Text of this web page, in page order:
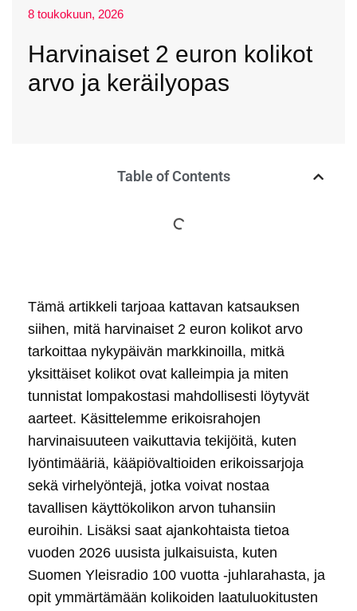
8 toukokuun, 2026
Harvinaiset 2 euron kolikot
arvo ja keräilyopas
Table of Contents
Tämä artikkeli tarjoaa kattavan katsauksen
siihen, mitä harvinaiset 2 euron kolikot arvo
tarkoittaa nykypäivän markkinoilla, mitkä
yksittäiset kolikot ovat kalleimpia ja miten
tunnistat lompakostasi mahdollisesti löytyvät
aarteet. Käsittelemme erikoisrahojen
harvinaisuuteen vaikuttavia tekijöitä, kuten
lyöntimääriä, kääpiövaltioiden erikoissarjoja
sekä virhelyöntejä, jotka voivat nostaa
tavallisen käyttökolikon arvon tuhansiin
euroihin. Lisäksi saat ajankohtaista tietoa
vuoden 2026 uusista julkaisuista, kuten
Suomen Yleisradio 100 vuotta -juhlarahasta, ja
opit ymmärtämään kolikoiden laatuluokitusten